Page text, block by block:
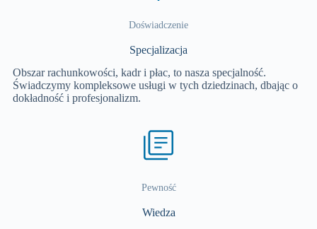
Doświadczenie
Specjalizacja
Obszar rachunkowości, kadr i płac, to nasza specjalność.
Świadczymy kompleksowe usługi w tych dziedzinach, dbając o
dokładność i profesjonalizm.
Pewność
Wiedza